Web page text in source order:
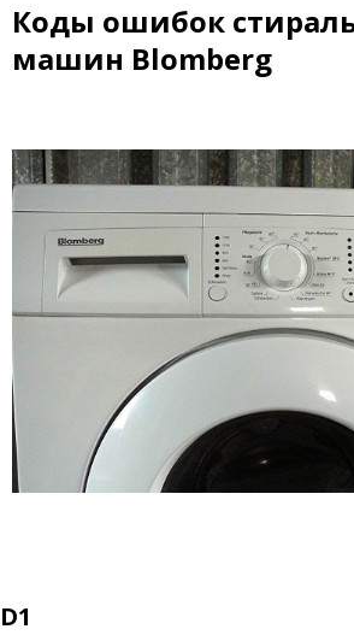
Коды ошибок
машин Blomberg
D1